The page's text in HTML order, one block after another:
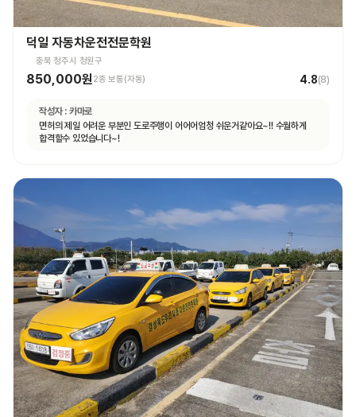
덕일 자동차운전전문학원
충북 청주시 청원구
850,000원2종 보통(자동) 4.8(8)
작성자 : 카마로
면허의 제일 어려운 부분인 도로주행이 어어어엄청 쉬운거같아요~!! 수월하게
합격할수 있었습니다~!